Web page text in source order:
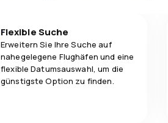
Flexible Suche
Erweitern Sie Ihre Suche auf
nahegelegene Flughäfen und eine
flexible Datumsauswahl, um die
günstigste Option zu finden.